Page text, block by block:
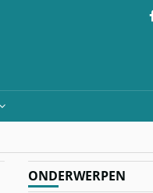
ONDERWERPEN